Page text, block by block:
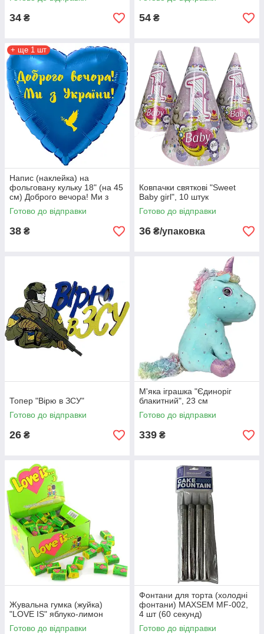
34 ₴ 54 ₴
+ ще 1 шт
Напис (наклейка) на
фольговану кульку 18" (на 45
см) Доброго вечора! Ми з
України! (будь-який колір)
Готово до відправки
38 ₴
Ковпачки святкові "Sweet
Baby girl", 10 штук
Готово до відправки
36 ₴/упаковка
Топер "Вірю в ЗСУ"
Готово до відправки
26 ₴
М'яка іграшка "Єдиноріг
блакитний", 23 см
Готово до відправки
339 ₴
Жувальна гумка (жуйка)
"LOVE IS" яблуко-лимон
Готово до відправки
Фонтани для торта (холодні
фонтани) MAXSEM MF-002,
4 шт (60 секунд)
Готово до відправки